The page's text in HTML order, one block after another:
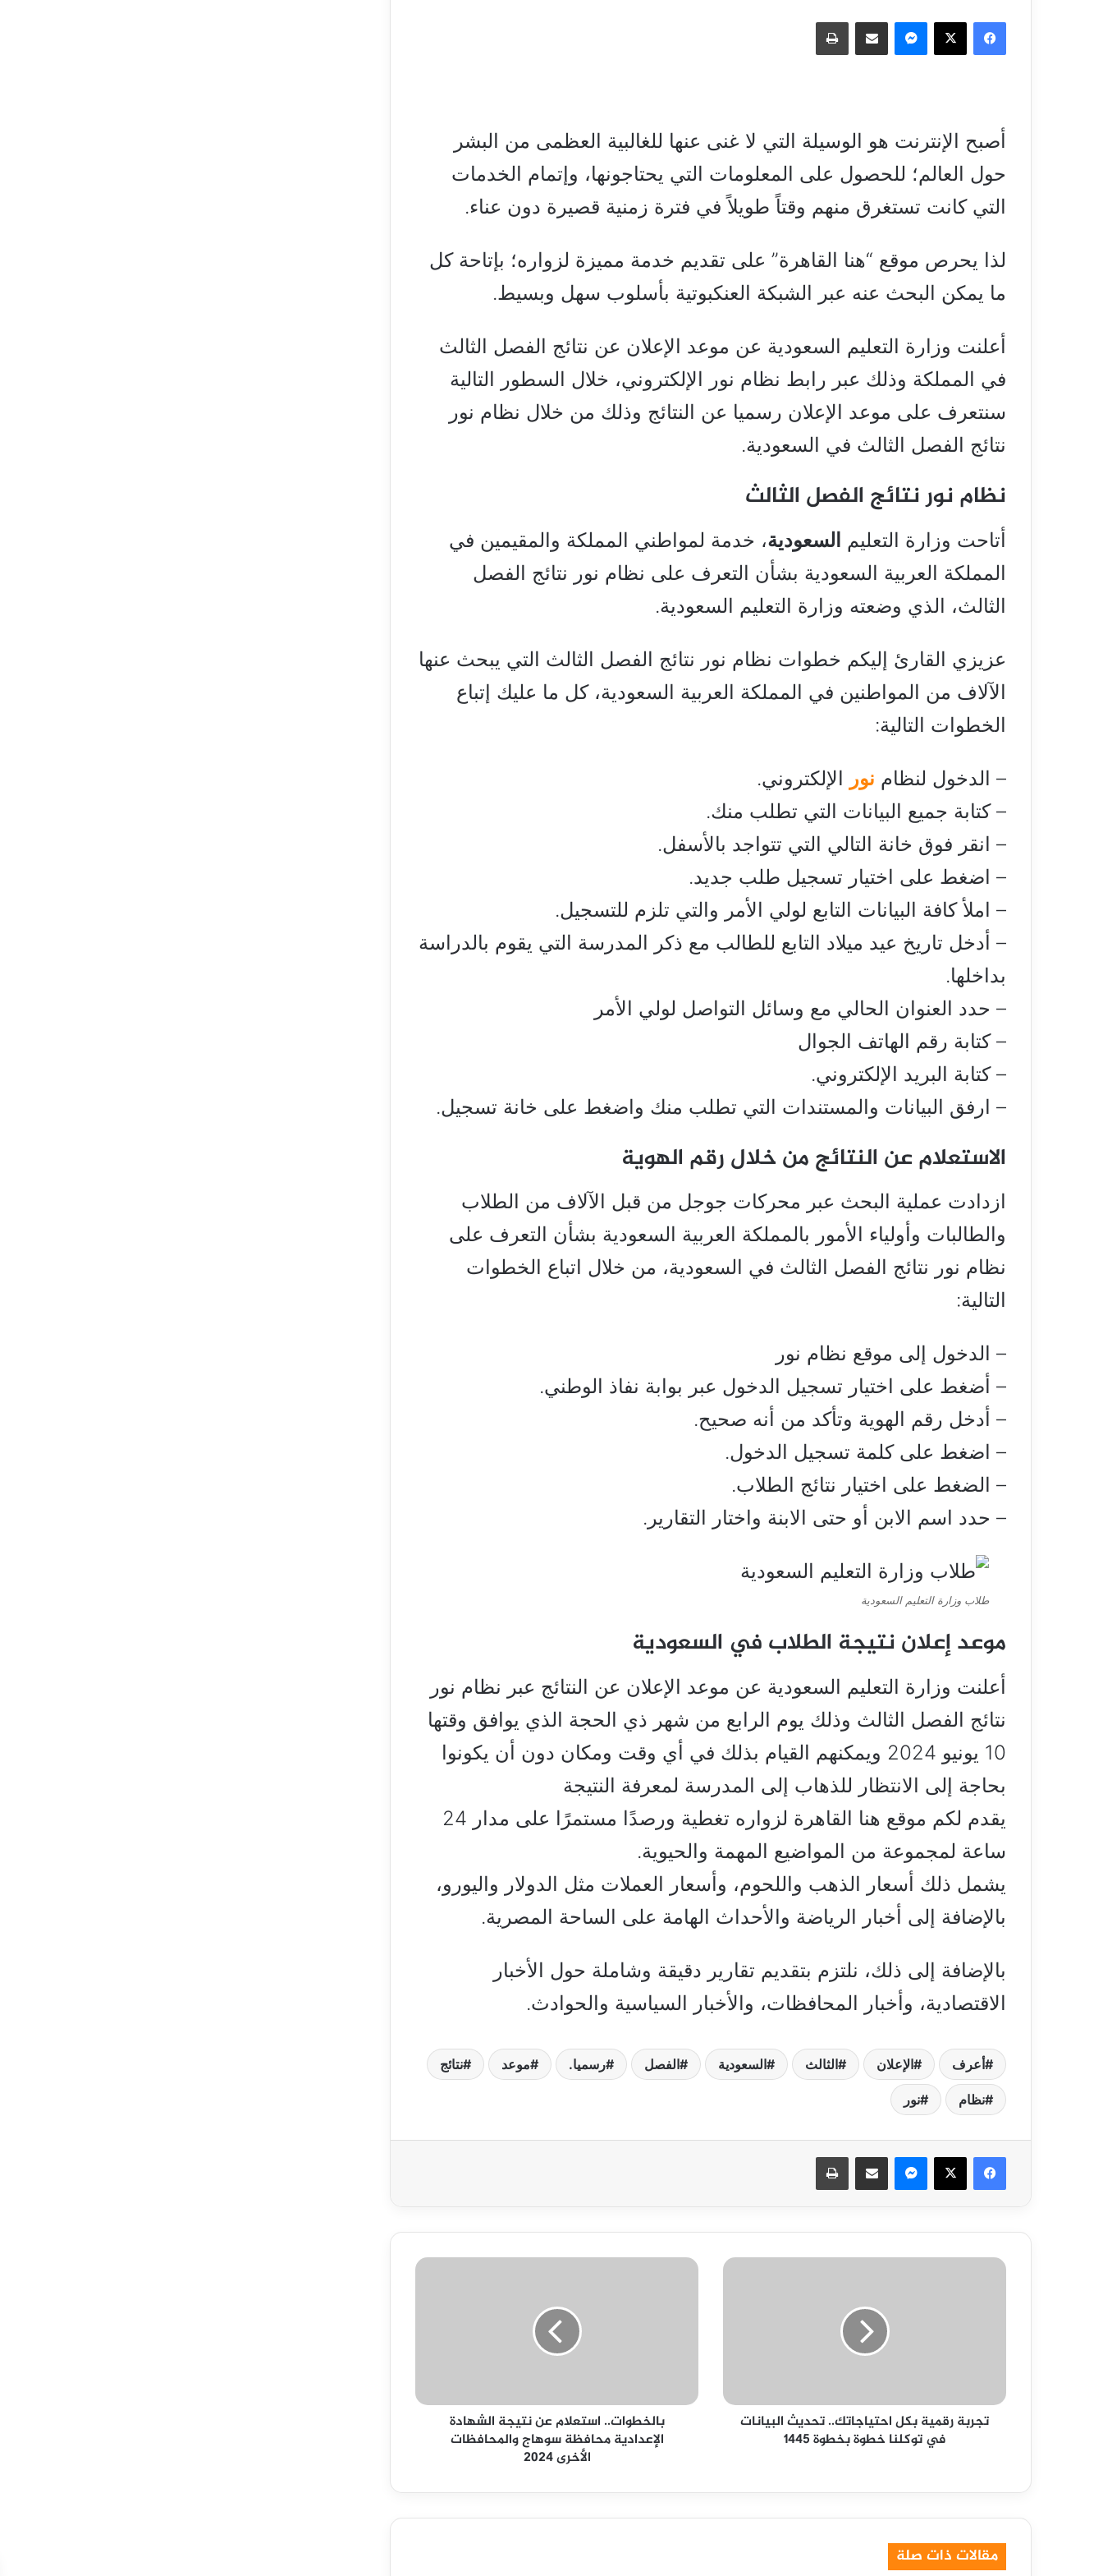
فيسبوك ‫X ماسنجر مشاركة عبر البريد طباعة
أصبح الإنترنت هو الوسيلة التي لا غنى عنها للغالبية العظمى من البشر
حول العالم؛ للحصول على المعلومات التي يحتاجونها، وإتمام الخدمات
التي كانت تستغرق منهم وقتاً طويلاً في فترة زمنية قصيرة دون عناء.
لذا يحرص موقع “هنا القاهرة” على تقديم خدمة مميزة لزواره؛ بإتاحة كل
ما يمكن البحث عنه عبر الشبكة العنكبوتية بأسلوب سهل وبسيط.
أعلنت وزارة التعليم السعودية عن موعد الإعلان عن نتائج الفصل الثالث
في المملكة وذلك عبر رابط نظام نور الإلكتروني، خلال السطور التالية
سنتعرف على موعد الإعلان رسميا عن النتائج وذلك من خلال نظام نور
نتائج الفصل الثالث في السعودية.
نظام نور نتائج الفصل الثالث
أتاحت وزارة التعليم السعودية، خدمة لمواطني المملكة والمقيمين في
المملكة العربية السعودية بشأن التعرف على نظام نور نتائج الفصل
الثالث، الذي وضعته وزارة التعليم السعودية.
عزيزي القارئ إليكم خطوات نظام نور نتائج الفصل الثالث التي يبحث عنها
الآلاف من المواطنين في المملكة العربية السعودية، كل ما عليك إتباع
الخطوات التالية:
– الدخول لنظام نور الإلكتروني.
– كتابة جميع البيانات التي تطلب منك.
– انقر فوق خانة التالي التي تتواجد بالأسفل.
– اضغط على اختيار تسجيل طلب جديد.
– املأ كافة البيانات التابع لولي الأمر والتي تلزم للتسجيل.
– أدخل تاريخ عيد ميلاد التابع للطالب مع ذكر المدرسة التي يقوم بالدراسة
بداخلها.
– حدد العنوان الحالي مع وسائل التواصل لولي الأمر
– كتابة رقم الهاتف الجوال
– كتابة البريد الإلكتروني.
– ارفق البيانات والمستندات التي تطلب منك واضغط على خانة تسجيل.
الاستعلام عن النتائج من خلال رقم الهوية
ازدادت عملية البحث عبر محركات جوجل من قبل الآلاف من الطلاب
والطالبات وأولياء الأمور بالمملكة العربية السعودية بشأن التعرف على
نظام نور نتائج الفصل الثالث في السعودية، من خلال اتباع الخطوات
التالية:
– الدخول إلى موقع نظام نور
– أضغط على اختيار تسجيل الدخول عبر بوابة نفاذ الوطني.
– أدخل رقم الهوية وتأكد من أنه صحيح.
– اضغط على كلمة تسجيل الدخول.
– الضغط على اختيار نتائج الطلاب.
– حدد اسم الابن أو حتى الابنة واختار التقارير.
طلاب وزارة التعليم السعودية
موعد إعلان نتيجة الطلاب في السعودية
أعلنت وزارة التعليم السعودية عن موعد الإعلان عن النتائج عبر نظام نور
نتائج الفصل الثالث وذلك يوم الرابع من شهر ذي الحجة الذي يوافق وقتها
10 يونيو 2024 ويمكنهم القيام بذلك في أي وقت ومكان دون أن يكونوا
بحاجة إلى الانتظار للذهاب إلى المدرسة لمعرفة النتيجة
يقدم لكم موقع هنا القاهرة لزواره تغطية ورصدًا مستمرًا على مدار 24
ساعة لمجموعة من المواضيع المهمة والحيوية.
يشمل ذلك أسعار الذهب واللحوم، وأسعار العملات مثل الدولار واليورو،
بالإضافة إلى أخبار الرياضة والأحداث الهامة على الساحة المصرية.
بالإضافة إلى ذلك، نلتزم بتقديم تقارير دقيقة وشاملة حول الأخبار
الاقتصادية، وأخبار المحافظات، والأخبار السياسية والحوادث.
أعرف الإعلان الثالث السعودية الفصل رسميا. موعد نتائج
نظام نور
فيسبوك ‫X ماسنجر مشاركة عبر البريد طباعة
تجربة
خطوة
بخطوةتجربة رقمية بكل احتياجاتك.. تحديث البيانات
في توكلنا خطوة بخطوة 1445
بالخطوات..
والمحافظات
بالخطوات.. استعلام عن نتيجة الشهادة
الإعدادية محافظة سوهاج والمحافظات
الأخرى 2024
مقالات ذات صلة